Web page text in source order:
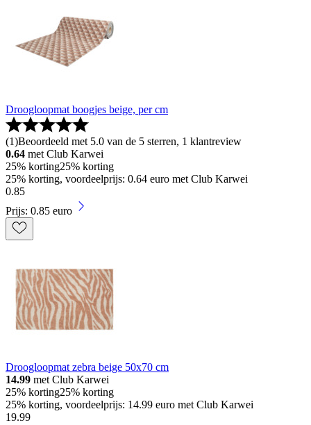
Droogloopmat boogjes beige, per cm
(1)Beoordeeld met 5.0 van de 5 sterren, 1 klantreview
0.64 met Club Karwei
25% korting25% korting
25% korting, voordeelprijs: 0.64 euro met Club Karwei
0.85
Prijs: 0.85 euro
Droogloopmat zebra beige 50x70 cm
14.99 met Club Karwei
25% korting25% korting
25% korting, voordeelprijs: 14.99 euro met Club Karwei
19.99